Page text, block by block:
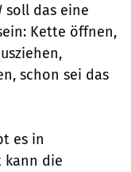
soll das eine
Kette öffnen,
schon sei das
es in
kann die